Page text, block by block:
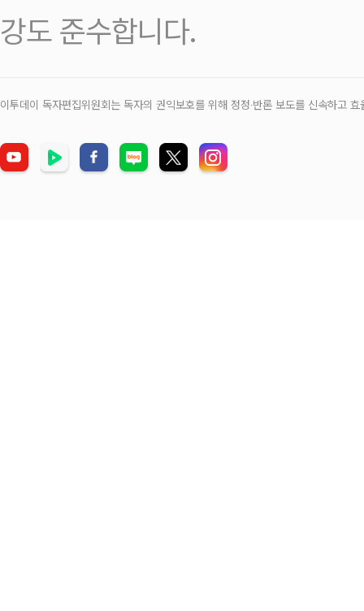
강도 준수합니다.
이투데이 독자편집위원회는 독자의 권익보호를 위해 정정‧반론 보도를 신속하고